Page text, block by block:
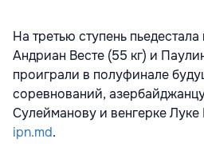
На третью ступень
Андриан Весте (55 кг) и
проиграли в полуфинале
соревнований,
Сулейманову и венгерке
ipn.md.